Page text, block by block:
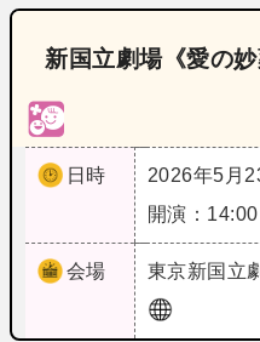
新国立劇場《愛の妙
日時
2026年5月
開演：14:00
会場 東京新国立